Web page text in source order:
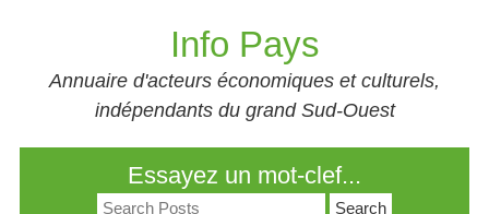
Info Pays
Annuaire d'acteurs économiques et culturels,
indépendants du grand Sud-Ouest
Essayez un mot-clef...
Search